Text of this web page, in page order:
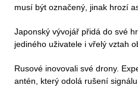
musí být označený, jinak hrozí
Japonský vývojář přidá do své
jediného uživatele i vřelý vztah
Rusové inovovali své drony.
antén, který odolá rušení signálu